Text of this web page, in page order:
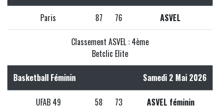
Paris 87 76 ASVEL
Classement ASVEL : 4ème
Betclic Elite
Basketball Féminin Samedi 2 Mai 2026
UFAB 49 58 73 ASVEL féminin